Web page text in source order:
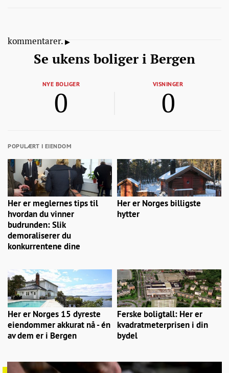
kommentarer.
Se ukens boliger i Bergen
NYE BOLIGER
0
VISNINGER
0
POPULÆRT I EIENDOM
Her er meglernes tips til
hvordan du vinner
budrunden: Slik
demoraliserer du
konkurrentene dine
Her er Norges billigste
hytter
Her er Norges 15 dyreste
eiendommer akkurat nå - én
av dem er i Bergen
Ferske boligtall: Her er
kvadratmeterprisen i din
bydel